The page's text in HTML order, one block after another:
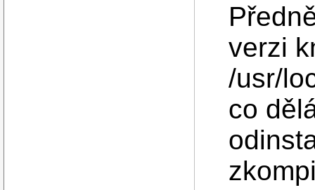
verzi
/usr/
co